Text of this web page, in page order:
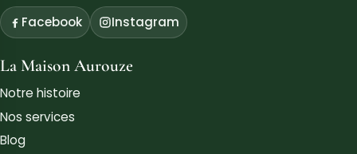
Facebook Instagram
La Maison Aurouze
Notre histoire
Nos services
Blog